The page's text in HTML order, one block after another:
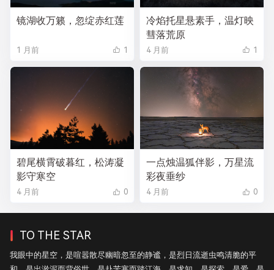
镜湖收万籁，忽绽赤红莲
1 月前 1
冷焰托星悬素手，温灯映
彗落荒原
4 月前 1
碧尾横霄破暮红，松涛凝
影守寒空
4 月前 0
一点烛温狐伴影，万星流
彩夜垂纱
4 月前 0
TO THE STAR
我眼中的星空，是喧嚣散尽幽暗忽至的静谧，是烈日流逝虫鸣清脆的平